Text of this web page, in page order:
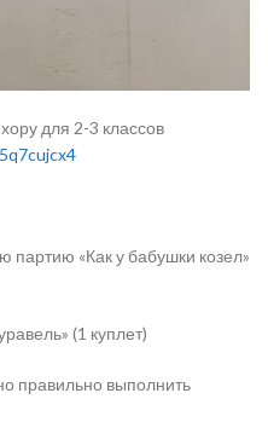
для 2-3 классов
партию «Как у бабушки козел»
(1 куплет)
правильно выполнить